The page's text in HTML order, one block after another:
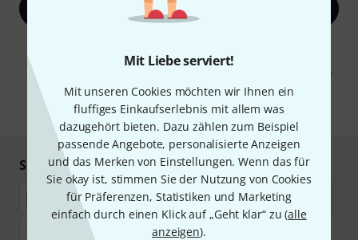
Mit Liebe serviert!
Mit unseren Cookies möchten wir Ihnen ein
fluffiges Einkaufserlebnis mit allem was
dazugehört bieten. Dazu zählen zum Beispiel
passende Angebote, personalisierte Anzeigen
und das Merken von Einstellungen. Wenn das für
Sie okay ist, stimmen Sie der Nutzung von Cookies
für Präferenzen, Statistiken und Marketing
einfach durch einen Klick auf „Geht klar“ zu (alle
anzeigen).
Jetzt anmelden
Werbung und einer Messung des E-Mail-Nutzungsverhaltens zu. Die
Abmeldung ist jederzeit möglich. Weitere Informationen finden Sie in
unseren
Datenschutzhinweisen.
* Pflichtfeld
Sicher einkaufen & bezahlen